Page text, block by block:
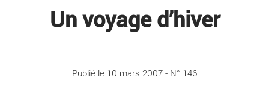
Un voyage d’hiver
Publié le 10 mars 2007 - N° 146